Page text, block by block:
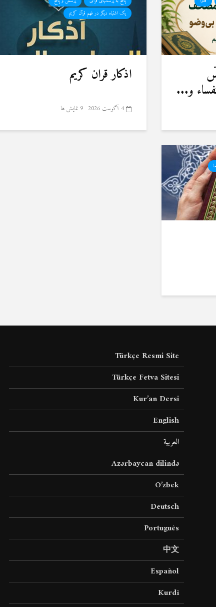
و...
یک اشتباه دیگر در فهم قرآن کریم
اذکار قران کریم
4 آگوست 2026 9 نمایش ها
Türkçe Resmi Site
Türkçe Fetva Sitesi
Kur’an Dersi
English
العربية
Azərbaycan dilində
O’zbek
Deutsch
Português
中文
Español
Kurdî